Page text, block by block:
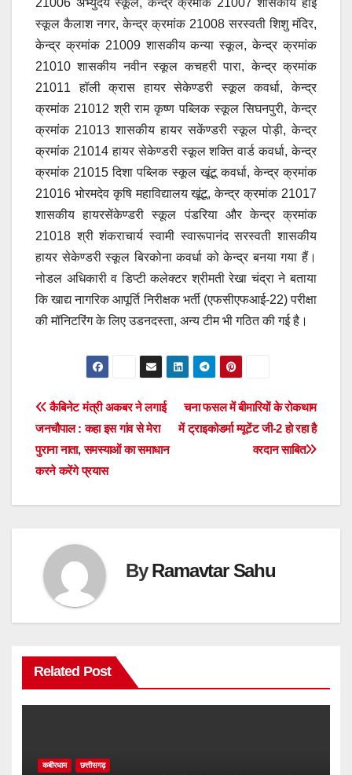
21006 अभ्युदय स्कूल, केन्द्र क्रमांक 21007 शासकीय हाई
स्कूल कैलाश नगर, केन्द्र क्रमांक 21008 सरस्वती शिशु मंदिर,
केन्द्र क्रमांक 21009 शासकीय कन्या स्कूल, केन्द्र क्रमांक
21010 शासकीय नवीन स्कूल कचहरी पारा, केन्द्र क्रमांक
21011 हॉली क्रास हायर सेकेण्डरी स्कूल कवर्धा, केन्द्र
क्रमांक 21012 श्री राम कृष्ण पब्लिक स्कूल सिघनपुरी, केन्द्र
क्रमांक 21013 शासकीय हायर सकेंण्डरी स्कूल पोड़ी, केन्द्र
क्रमांक 21014 हायर सेकेण्डरी स्कूल शक्ति वार्ड कवर्धा, केन्द्र
क्रमांक 21015 दिशा पब्लिक स्कूल खूंटू कवर्धा, केन्द्र क्रमांक
21016 भोरमदेव कृषि महाविद्यालय खूंटू, केन्द्र क्रमांक 21017
शासकीय हायरसेंकेण्डरी स्कूल पंडरिया और केन्द्र क्रमांक
21018 श्री शंकराचार्य स्वामी स्वारूपानंद सरस्वती शासकीय
हायर सेकेण्डरी स्कूल बिरकोना कवर्धा को केन्द्र बनया गया हैं।
नोडल अधिकारी व डिप्टी कलेक्टर श्रीमती रेखा चंद्रा ने बताया
कि खाद्य नागरिक आपूर्ति निरीक्षक भर्ती (एफसीएफआई-22) परीक्षा
की मॉनिटरिंग के लिए उडनदस्ता, अन्य टीम भी गठित की गई है।
Post
navigation
चना फसल में बीमारियों के रोकथाम
में ट्राइकोडर्मा म्यूटेंट जी-2 हो रहा है
वरदान साबित
कैबिनेट मंत्री अकबर ने लगाई
जनचौपाल : कहा इस गांव से मेरा
पुराना नाता, समस्याओं का समाधान
करने करेंगे प्रयास
ByRamavtar Sahu
Related Post
कबीरधाम छत्तीसगढ़